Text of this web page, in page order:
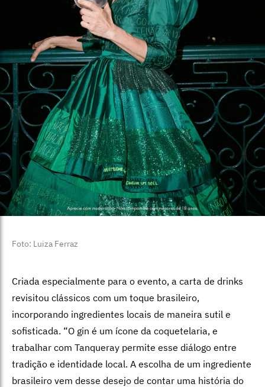
Foto: Luiza Ferraz
Criada especialmente para o evento, a carta de drinks
revisitou clássicos com um toque brasileiro,
incorporando ingredientes locais de maneira sutil e
sofisticada. “O gin é um ícone da coquetelaria, e
trabalhar com Tanqueray permite esse diálogo entre
tradição e identidade local. A escolha de um ingrediente
brasileiro vem desse desejo de contar uma história do